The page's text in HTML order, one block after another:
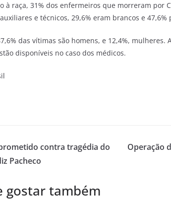
à raça, 31% dos enfermeiros que morreram por
e técnicos, 29,6% eram brancos e 47,6%
das vítimas são homens, e 12,4%,
disponíveis no caso dos médicos.
contra tragédia do
Pacheco
Operação
gostar também